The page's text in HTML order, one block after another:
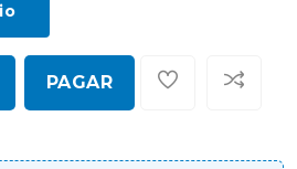
PAGAR